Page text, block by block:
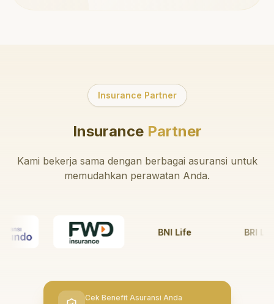
Insurance Partner
InsurancePartner
Kami bekerja sama dengan berbagai asuransi untuk
memudahkan perawatan Anda.
BNI Life BRI Life
Cek Benefit Asuransi Anda